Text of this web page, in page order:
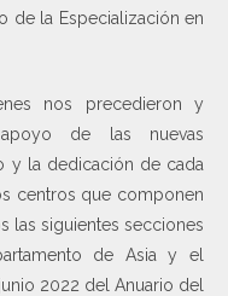
de la Especialización en
nos precedieron y
de las nuevas
y la dedicación de cada
centros que componen
las siguientes secciones
de Asia y el
2022 del Anuario del